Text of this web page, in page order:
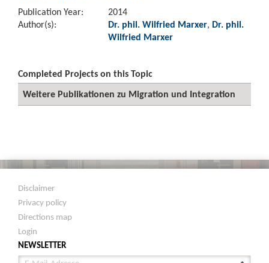
Publication Year:
2014
Author(s):
Dr. phil. Wilfried Marxer, Dr. phil.
Wilfried Marxer
Completed Projects on this Topic
Weitere Publikationen zu Migration und Integration
Disclaimer
Privacy policy
Directions map
Login
NEWSLETTER